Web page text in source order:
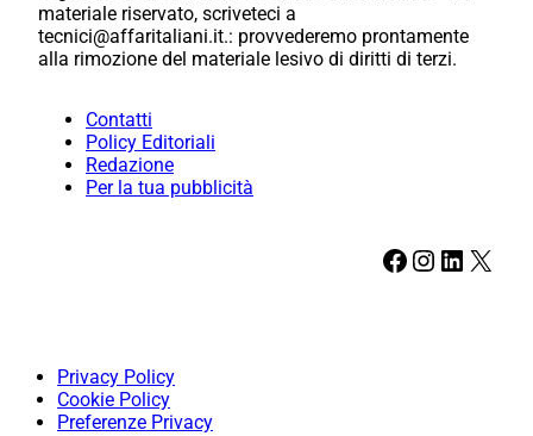
materiale riservato, scriveteci a
tecnici@affaritaliani.it.: provvederemo prontamente
alla rimozione del materiale lesivo di diritti di terzi.
Contatti
Policy Editoriali
Redazione
Per la tua pubblicità
Facebook Instagram LinkedIn X
Privacy Policy
Cookie Policy
Preferenze Privacy